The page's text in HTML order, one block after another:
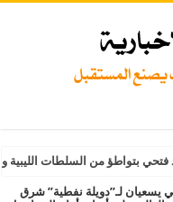
بتواطؤ من السلطات
يسعيان لـ”دويلة نفطية” شرق